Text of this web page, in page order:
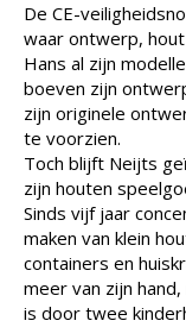
De CE-
waar ontwerp,
Hans al zijn
boeven zijn
zijn originele
te voorzien.
Toch blijft Neijts
zijn houten
Sinds vijf jaar
maken van klein
containers en
meer van zijn
is door twee